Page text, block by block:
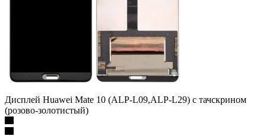
Дисплей Huawei Mate 10 (ALP-L09,ALP-L29) с тачскрином
(розово-золотистый)